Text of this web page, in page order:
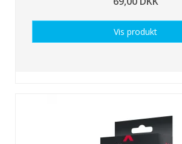
Vis produkt